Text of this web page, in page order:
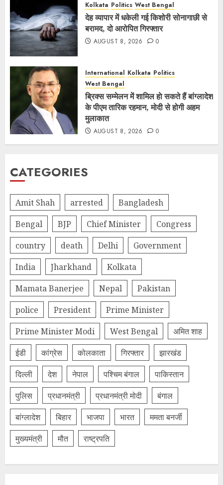
Kolkata Politics West Bengal
देह व्यापार में धकेली गई किशोरी सोनागाछी से
बरामद, दो आरोपित गिरफ्तार
AUGUST 8, 2026 0
International Kolkata Politics
West Bengal
ब्रिक्स सम्मेलन में शामिल हाे सकते हैं बांग्लादेश
के पीएम तारिक रहमान, मोदी से होगी अहम
मुलाकात
AUGUST 8, 2026 0
CATEGORIES
Amit Shah arrested
Bangladesh
Bengal
BJP Chief Minister
Congress
country
death Delhi
Government
India
Jharkhand
Kolkata
Mamata Banerjee
Nepal
Pakistan
police
President
Prime Minister
Prime Minister Modi
West Bengal
अमित शाह
ईडी
कांग्रेस कोलकाता गिरफ्तार
झारखंड
दिल्‍ली
देश नेपाल पश्चिम बंगाल
पाकिस्तान
पुलिस
प्रधानमंत्री प्रधानमंत्री मोदी
बंगाल
बांग्लादेश
बिहार भाजपा भारत
ममता बनर्जी
मुख्यमंत्री
मौत राष्ट्रपति